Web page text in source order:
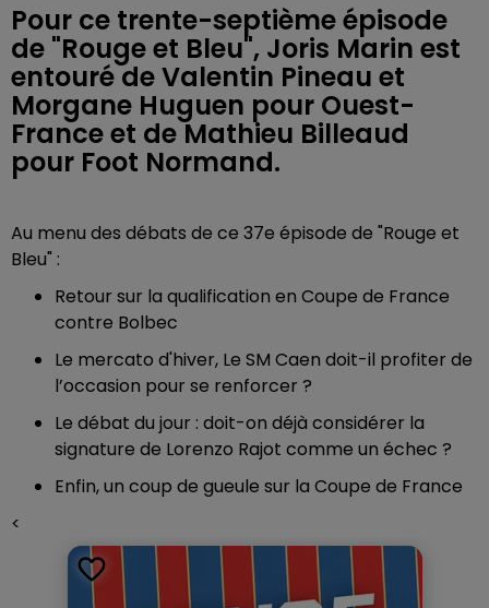
Pour ce trente-septième épisode
de "Rouge et Bleu", Joris Marin est
entouré de Valentin Pineau et
Morgane Huguen pour Ouest-
France et de Mathieu Billeaud
pour Foot Normand.
Au menu des débats de ce 37e épisode de "Rouge et
Bleu" :
Retour sur la qualification en Coupe de France
contre Bolbec
Le mercato d'hiver, Le SM Caen doit-il profiter de
l’occasion pour se renforcer ?
Le débat du jour : doit-on déjà considérer la
signature de Lorenzo Rajot comme un échec ?
Enfin, un coup de gueule sur la Coupe de France
<